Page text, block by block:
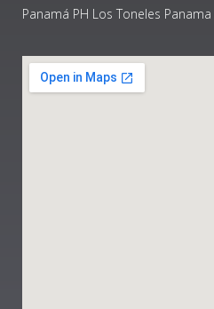
Panamá PH Los Toneles